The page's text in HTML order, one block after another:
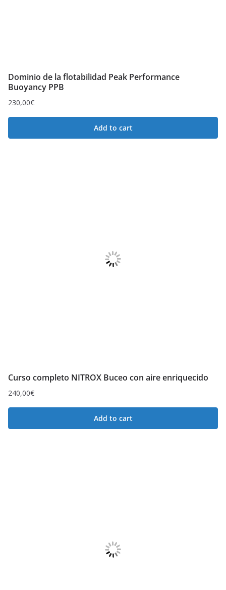
Dominio de la flotabilidad Peak Performance
Buoyancy PPB
230,00€
Add to cart
Curso completo NITROX Buceo con aire enriquecido
240,00€
Add to cart